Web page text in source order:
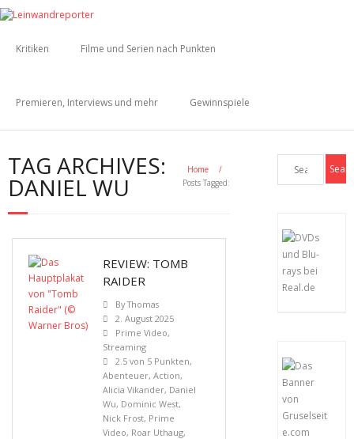
Kritiken Filme und Serien nach Punkten
Premieren, Interviews und mehr Gewinnspiele
TAG ARCHIVES:
DANIEL WU
Home
/
Posts Tagged:
REVIEW: TOMB
RAIDER
ByThomas
2. August 2025
Prime Video,
Streaming
2.5 von 5 Punkten,
Abenteuer, Action,
Alicia Vikander, Daniel
Wu, Dominic West,
Nick Frost, Prime
Video, Roar Uthaug,